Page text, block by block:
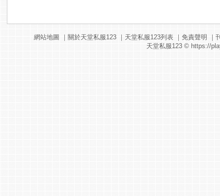
網站地圖 ｜ 關於天堂私服123｜ 天堂私服123列表｜ 免責聲明 ｜
天堂私服123© https://